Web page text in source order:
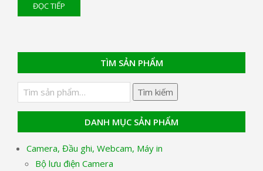
ĐỌC TIẾP
TÌM SẢN PHẨM
Tìm
kiếm:
Tìm kiếm
DANH MỤC SẢN PHẨM
Camera, Đầu ghi, Webcam, Máy in
Bộ lưu điện Camera